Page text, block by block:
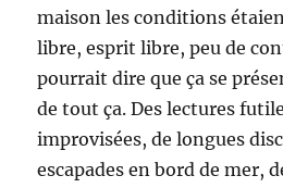
maison les conditions
libre, esprit libre, peu de
pourrait dire que ça se
de tout ça. Des lectures
improvisées, de longues
escapades en bord de mer,